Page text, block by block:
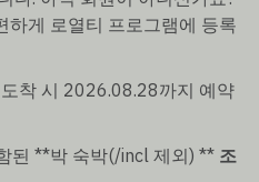
하게 로열티 프로그램에 등록
착 시 2026.08.28까지 예약
된 **박 숙박(/incl 제외) ** 조